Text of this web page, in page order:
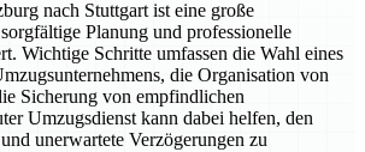
nach Stuttgart ist eine große
Planung und professionelle
Wichtige Schritte umfassen die Wahl eines
die Organisation von
Sicherung von empfindlichen
Umzugsdienst kann dabei helfen, den
unerwartete Verzögerungen zu